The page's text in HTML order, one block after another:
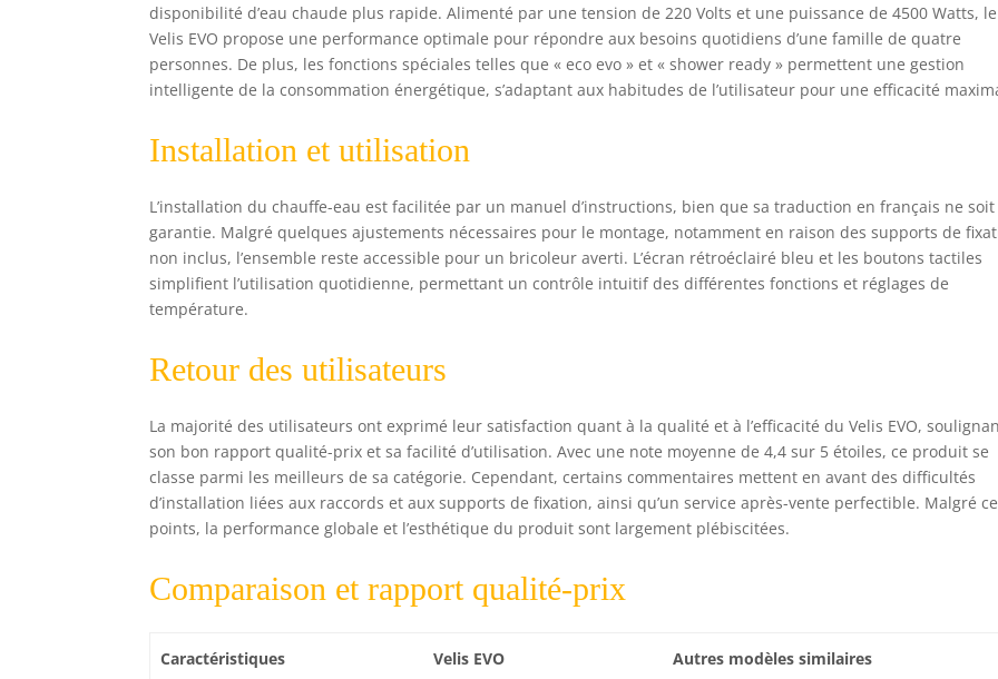
disponibilité d’eau chaude plus rapide. Alimenté par une tension de 220 Volts et une puissance de 4500 Watts, le
Velis EVO propose une performance optimale pour répondre aux besoins quotidiens d’une famille de quatre
personnes. De plus, les fonctions spéciales telles que « eco evo » et « shower ready » permettent une gestion
intelligente de la consommation énergétique, s’adaptant aux habitudes de l’utilisateur pour une efficacité
Installation et utilisation
L’installation du chauffe-eau est facilitée par un manuel d’instructions, bien que sa traduction en français ne soit
garantie. Malgré quelques ajustements nécessaires pour le montage, notamment en raison des supports de
non inclus, l’ensemble reste accessible pour un bricoleur averti. L’écran rétroéclairé bleu et les boutons tactiles
simplifient l’utilisation quotidienne, permettant un contrôle intuitif des différentes fonctions et réglages de
température.
Retour des utilisateurs
La majorité des utilisateurs ont exprimé leur satisfaction quant à la qualité et à l’efficacité du Velis EVO,
son bon rapport qualité-prix et sa facilité d’utilisation. Avec une note moyenne de 4,4 sur 5 étoiles, ce produit se
classe parmi les meilleurs de sa catégorie. Cependant, certains commentaires mettent en avant des difficultés
d’installation liées aux raccords et aux supports de fixation, ainsi qu’un service après-vente perfectible. Malgré
points, la performance globale et l’esthétique du produit sont largement plébiscitées.
Comparaison et rapport qualité-prix
Caractéristiques Velis EVO Autres modèles similaires